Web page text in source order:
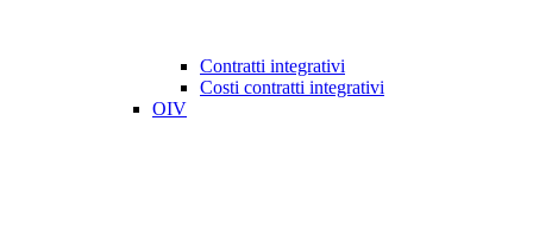
Contratti integrativi
Costi contratti integrativi
OIV